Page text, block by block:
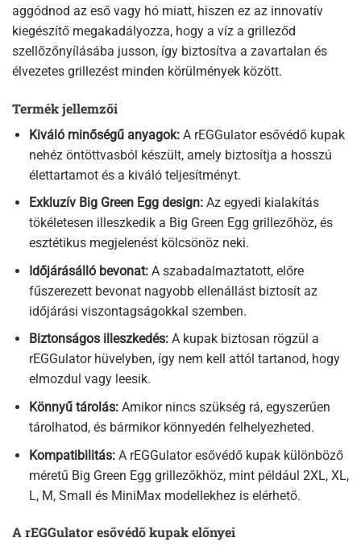
aggódnod az eső vagy hó miatt, hiszen ez az innovatív
kiegészítő megakadályozza, hogy a víz a grilleződ
szellőzőnyílásába jusson, így biztosítva a zavartalan és
élvezetes grillezést minden körülmények között.
Termék jellemzői
Kiváló minőségű anyagok:A rEGGulator esővédő kupak
nehéz öntöttvasból készült, amely biztosítja a hosszú
élettartamot és a kiváló teljesítményt.
Exkluzív Big Green Egg design:Az egyedi kialakítás
tökéletesen illeszkedik a Big Green Egg grillezőhöz, és
esztétikus megjelenést kölcsönöz neki.
Időjárásálló bevonat:A szabadalmaztatott, előre
fűszerezett bevonat nagyobb ellenállást biztosít az
időjárási viszontagságokkal szemben.
Biztonságos illeszkedés:A kupak biztosan rögzül a
rEGGulator hüvelyben, így nem kell attól tartanod, hogy
elmozdul vagy leesik.
Könnyű tárolás:Amikor nincs szükség rá, egyszerűen
tárolhatod, és bármikor könnyedén felhelyezheted.
Kompatibilitás:A rEGGulator esővédő kupak különböző
méretű Big Green Egg grillezőkhöz, mint például 2XL, XL,
L, M, Small és MiniMax modellekhez is elérhető.
A rEGGulator esővédő kupak előnyei